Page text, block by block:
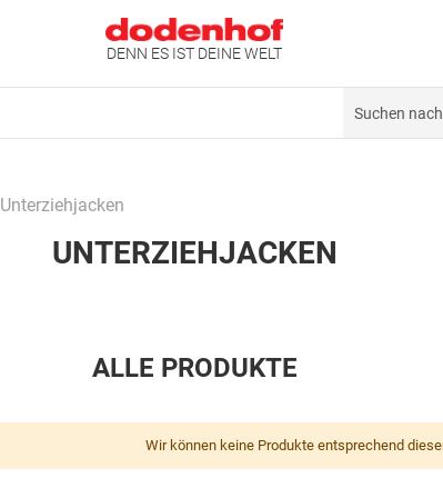
DENN ES IST DEINE WELT
Unterziehjacken
UNTERZIEHJACKEN
ALLE PRODUKTE
Wir können keine Produkte entsprechend